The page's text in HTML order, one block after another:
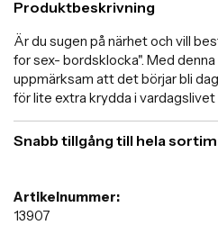
Produktbeskrivning
Är du sugen på närhet och vill
for sex- bordsklocka". Med
uppmärksam att det börjar bli
för lite extra krydda i
Snabb tillgång till hela
Artikelnummer:
13907